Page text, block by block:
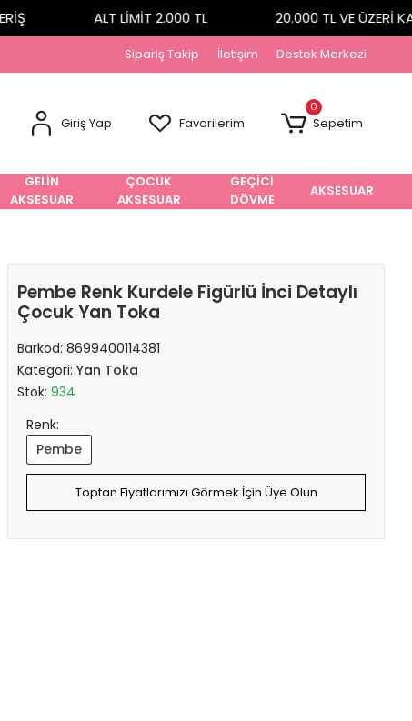
ALT LİMİT 2.000 TL 20.000 TL VE ÜZERİ
Sipariş Takip İletişim Destek Merkezi
Giriş Yap Favorilerim
0
Sepetim
GELİN
AKSESUAR
ÇOCUK
AKSESUAR
GEÇİCİ
DÖVME
AKSESUAR
Pembe Renk Kurdele Figürlü İnci Detaylı
Çocuk Yan Toka
Barkod:8699400114381
Kategori:Yan Toka
Stok:934
Renk:
Pembe
Toptan Fiyatlarımızı Görmek İçin Üye Olun